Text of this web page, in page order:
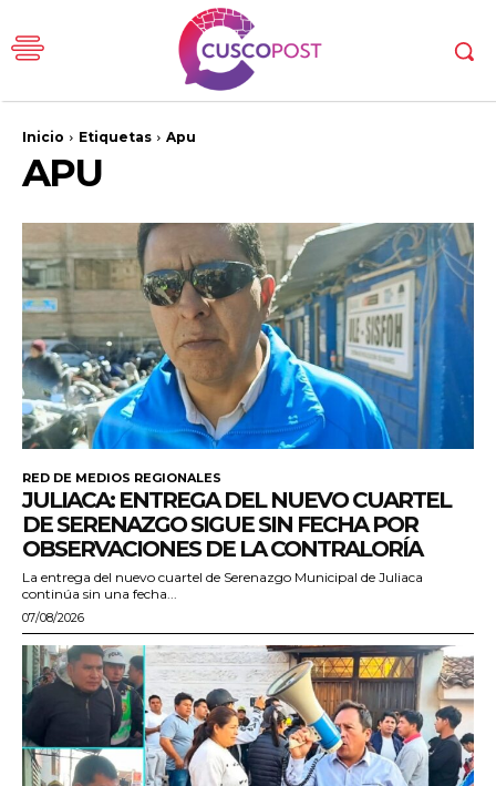
Inicio Etiquetas Apu
APU
RED DE MEDIOS REGIONALES
JULIACA: ENTREGA DEL NUEVO CUARTEL
DE SERENAZGO SIGUE SIN FECHA POR
OBSERVACIONES DE LA CONTRALORÍA
La entrega del nuevo cuartel de Serenazgo Municipal de Juliaca
continúa sin una fecha...
07/08/2026